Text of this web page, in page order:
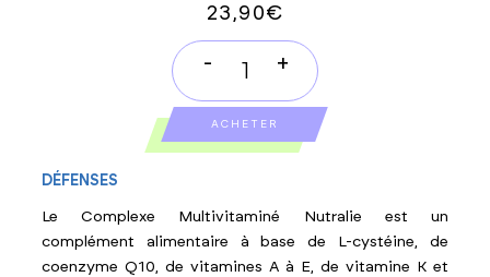
23,90€
MULTIVITAMINES
COMPLEX
quantity
- +
ACHETER
DÉFENSES
Le Complexe Multivitaminé Nutralie est un
complément alimentaire à base de L-cystéine, de
coenzyme Q10, de vitamines A à E, de vitamine K et